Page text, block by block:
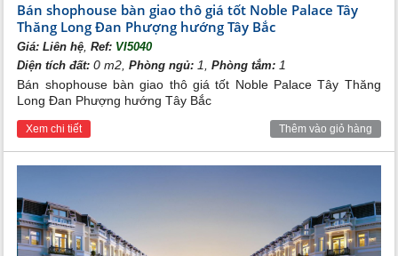
Bán shophouse bàn giao thô giá tốt Noble Palace Tây
Thăng Long Đan Phượng hướng Tây Bắc
Giá:Liên hệ ,Ref: VI5040
Diện tích đất: 0 m2,Phòng ngủ: 1,Phòng tắm: 1
Bán shophouse bàn giao thô giá tốt Noble Palace Tây Thăng
Long Đan Phượng hướng Tây Bắc
Xem chi tiết Thêm vào giỏ hàng